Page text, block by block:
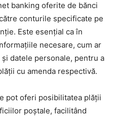
banking oferite de bănci
conturile specificate pe
Este esențial ca în
necesare, cum ar
datele personale, pentru a
cu amenda respectivă.
pot oferi posibilitatea plății
poștale, facilitând